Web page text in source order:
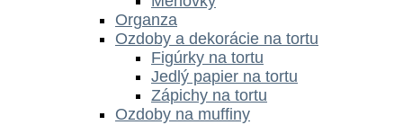
Organza
Ozdoby a dekorácie na tortu
Figúrky na tortu
Jedlý papier na tortu
Zápichy na tortu
Ozdoby na muffiny